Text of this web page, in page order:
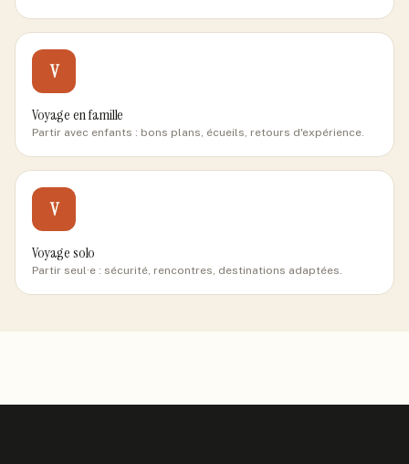
V
Voyage en famille
Partir avec enfants : bons plans, écueils, retours d'expérience.
V
Voyage solo
Partir seul·e : sécurité, rencontres, destinations adaptées.